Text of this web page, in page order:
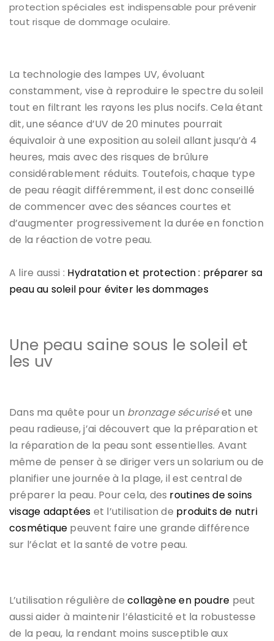
protection spéciales est indispensable pour prévenir
tout risque de dommage oculaire.
La technologie des lampes UV, évoluant
constamment, vise à reproduire le spectre du soleil
tout en filtrant les rayons les plus nocifs. Cela étant
dit, une séance d’UV de 20 minutes pourrait
équivaloir à une exposition au soleil allant jusqu’à 4
heures, mais avec des risques de brûlure
considérablement réduits. Toutefois, chaque type
de peau réagit différemment, il est donc conseillé
de commencer avec des séances courtes et
d’augmenter progressivement la durée en fonction
de la réaction de votre peau.
A lire aussi : Hydratation et protection : préparer sa
peau au soleil pour éviter les dommages
Une peau saine sous le soleil et
les uv
Dans ma quête pour un bronzage sécuriséet une
peau radieuse, j’ai découvert que la préparation et
la réparation de la peau sont essentielles. Avant
même de penser à se diriger vers un solarium ou de
planifier une journée à la plage, il est central de
préparer la peau. Pour cela, des routines de soins
visage adaptées et l’utilisation de produits de nutri
cosmétique peuvent faire une grande différence
sur l’éclat et la santé de votre peau.
L’utilisation régulière decollagène en poudre peut
aussi aider à maintenir l’élasticité et la robustesse
de la peau, la rendant moins susceptible aux